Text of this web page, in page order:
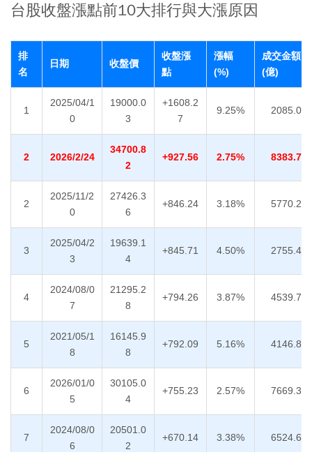
台股收盤漲點前10大排行與大漲原因
排
名
日期 收盤價
收盤漲
點
漲幅
(%)
成交金額
(億)
1
2025/04/1
0
19000.0
3
+1608.2
7
9.25% 2085.04
2 2026/2/24
34700.8
2
+927.56 2.75% 8383.70
2
2025/11/2
0
27426.3
6
+846.24 3.18% 5770.21
3
2025/04/2
3
19639.1
4
+845.71 4.50% 2755.49
4
2024/08/0
7
21295.2
8
+794.26 3.87% 4539.78
5
2021/05/1
8
16145.9
8
+792.09 5.16% 4146.82
6
2026/01/0
5
30105.0
4
+755.23 2.57% 7669.32
7
2024/08/0
6
20501.0
2
+670.14 3.38% 6524.66